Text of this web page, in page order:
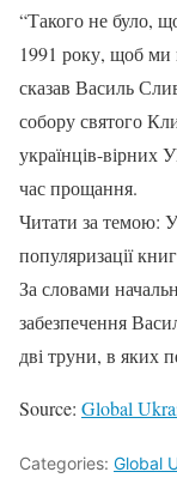
“Такого не було,
1991 року, щоб ми
сказав Василь
собору святого
українців-вірних
час прощання.
Читати за темою:
популяризації книг
За словами
забезпечення
дві труни, в яких
Source: Global
Categories: Global